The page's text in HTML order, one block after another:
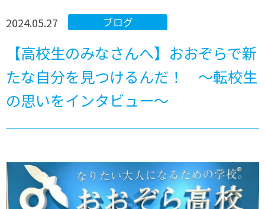
ブログ
2024.05.27
【高校生のみなさんへ】おおぞらで新
たな自分を見つけるんだ！ ～転校生
の思いをインタビュー～